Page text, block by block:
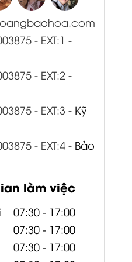
EW-D SKM-S
BASE SET (R4-
9) 552-607.8
MHz...
- EXT:1 -
- EXT:2 -
- EXT:3 - Kỹ
- EXT:4 - Bảo
làm việc
07:30 - 17:00
07:30 - 17:00
07:30 - 17:00